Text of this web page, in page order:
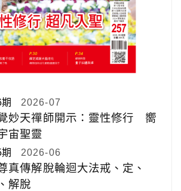
期 2026-07
妙天禪師開示：靈性修行 嚮
宙聖靈
期 2026-06
真傳解脫輪迴大法戒、定、
解脫